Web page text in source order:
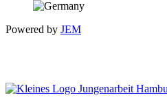
Powered by JEM